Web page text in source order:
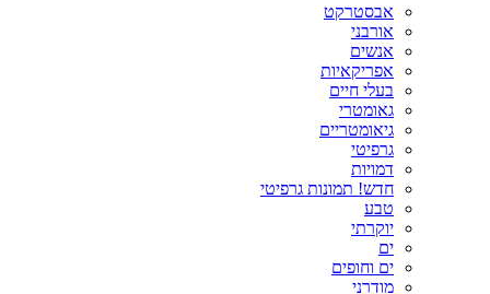
אבסטרקט
אורבני
אנשים
אפריקאיות
בעלי חיים
גאומטרי
גיאומטריים
גרפיטי
דמויות
חדש! תמונות גרפיטי
טבע
יוקרתי
ים
ים וחופים
מודרני